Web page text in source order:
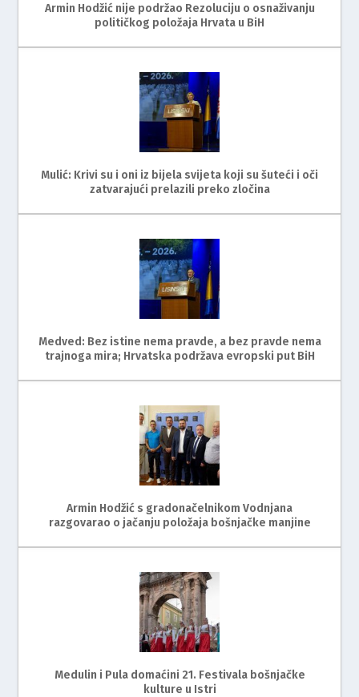
Armin Hodžić nije podržao Rezoluciju o osnaživanju
političkog položaja Hrvata u BiH
Mulić: Krivi su i oni iz bijela svijeta koji su šuteći i oči
zatvarajući prelazili preko zločina
Medved: Bez istine nema pravde, a bez pravde nema
trajnoga mira; Hrvatska podržava evropski put BiH
Armin Hodžić s gradonačelnikom Vodnjana
razgovarao o jačanju položaja bošnjačke manjine
Medulin i Pula domaćini 21. Festivala bošnjačke
kulture u Istri